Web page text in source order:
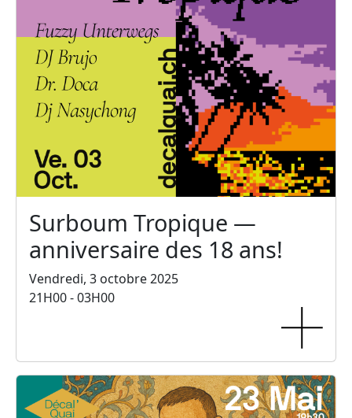
Surboum Tropique —
anniversaire des 18 ans!
Vendredi, 3 octobre 2025
21H00 - 03H00